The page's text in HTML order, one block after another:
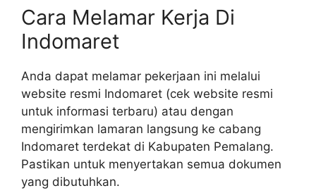
Cara Melamar Kerja Di
Indomaret
Anda dapat melamar pekerjaan ini melalui
website resmi Indomaret (cek website resmi
untuk informasi terbaru) atau dengan
mengirimkan lamaran langsung ke cabang
Indomaret terdekat di Kabupaten Pemalang.
Pastikan untuk menyertakan semua dokumen
yang dibutuhkan.